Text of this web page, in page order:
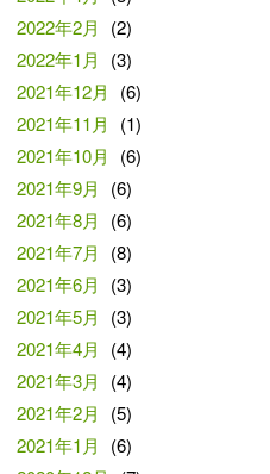
2022年2月
(2)
2022年1月
(3)
2021年12月
(6)
2021年11月
(1)
2021年10月
(6)
2021年9月
(6)
2021年8月
(6)
2021年7月
(8)
2021年6月
(3)
2021年5月
(3)
2021年4月
(4)
2021年3月
(4)
2021年2月
(5)
2021年1月
(6)